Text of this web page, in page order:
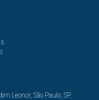
Leonor, São Paulo, SP,